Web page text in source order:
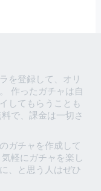
を登録して、オリ
作ったガチャは自
してもらうことも
で、課金は一切さ
ガチャを作成して
軽にガチャを楽し
、と思う人はぜひ